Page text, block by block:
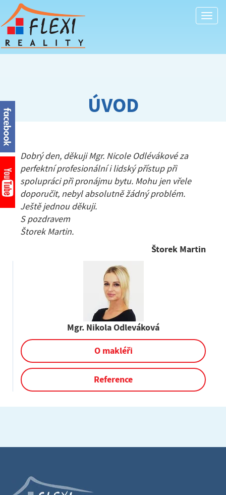
ÚVOD
Dobrý den, děkuji Mgr. Nicole Odlévákové za
perfektní profesionální i lidský přístup při
spolupráci při pronájmu bytu. Mohu jen vřele
doporučit, nebyl absolutně žádný problém.
Ještě jednou děkuji.
S pozdravem
Štorek Martin.
Štorek Martin
Mgr. Nikola Odleváková
O makléři
Reference